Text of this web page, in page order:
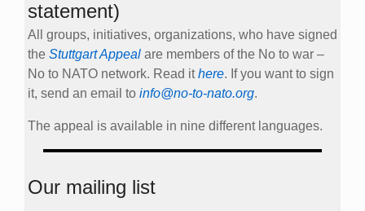
statement)
All groups, initiatives, organizations, who have signed
the Stuttgart Appeal are members of the No to war –
No to NATO network. Read ithere. If you want to sign
it, send an email to info@no-to-nato.org.
The appeal is available in nine different languages.
Our mailing list